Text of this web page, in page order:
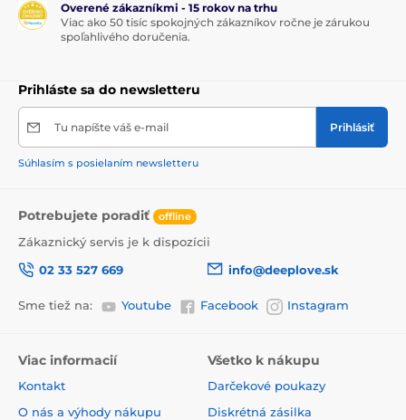
Overené zákazníkmi - 15 rokov na trhu
Viac ako 50 tisíc spokojných zákazníkov ročne je zárukou
spoľahlivého doručenia.
Prihláste sa do newsletteru
Tu napíšte váš e-mail Prihlásiť
Súhlasím s posielaním newsletteru
Potrebujete poradiť offline
Zákaznický servis je k dispozícii
02 33 527 669
info@deeplove.sk
Sme tiež na: Youtube Facebook Instagram
Viac informacií
Kontakt
O nás a výhody nákupu
Všetko k nákupu
Darčekové poukazy
Diskrétná zásilka